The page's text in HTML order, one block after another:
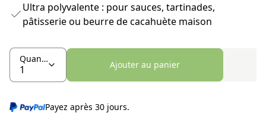
Ultra polyvalente : pour sauces, tartinades,
pâtisserie ou beurre de cacahuète maison
Quantité
Ajouter au panier
Payez après 30 jours.